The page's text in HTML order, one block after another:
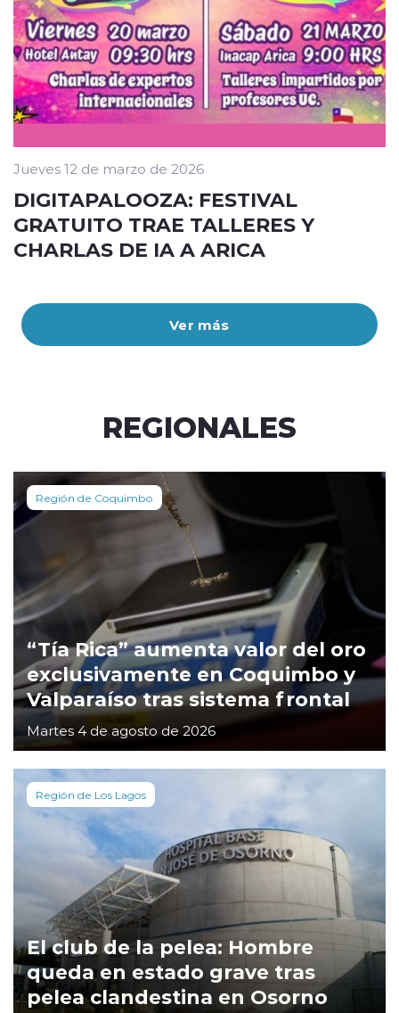
Ver más
Jueves 12 de marzo de 2026
DIGITAPALOOZA: FESTIVAL
GRATUITO TRAE TALLERES Y
CHARLAS DE IA A ARICA
REGIONALES
Región de Coquimbo
“Tía Rica” aumenta valor del oro
exclusivamente en Coquimbo y
Valparaíso tras sistema frontal
Martes 4 de agosto de 2026
Región de Los Lagos
El club de la pelea: Hombre
queda en estado grave tras
pelea clandestina en Osorno